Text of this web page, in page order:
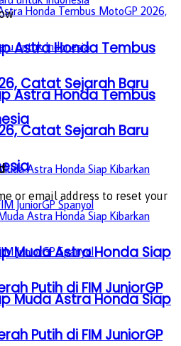
Astra Honda Tembus
Catat Sejarah Baru
Muda Astra Honda Siap
Putih di FIM JuniorGP
Astra Honda Tembus
Catat Sejarah Baru
Muda Astra Honda Siap
Putih di FIM JuniorGP
or email address to reset your